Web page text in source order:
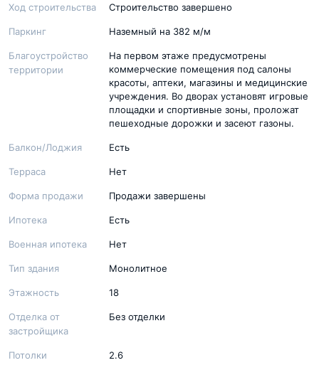
Ход строительства Строительство завершено
Паркинг Наземный на 382 м/м
Благоустройство
территории
На первом этаже предусмотрены
коммерческие помещения под салоны
красоты, аптеки, магазины и медицинские
учреждения. Во дворах установят игровые
площадки и спортивные зоны, проложат
пешеходные дорожки и засеют газоны.
Балкон/Лоджия Есть
Терраса Нет
Форма продажи Продажи завершены
Ипотека Есть
Военная ипотека Нет
Тип здания Монолитное
Этажность 18
Отделка от
застройщика
Без отделки
Потолки 2.6